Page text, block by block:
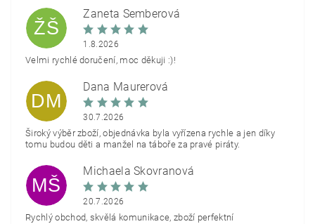
ŽŠ
Žaneta Šemberová
1.8.2026
Velmi rychlé doručení, moc děkuji :)!
DM
Dana Maurerová
30.7.2026
Široký výběr zboží, objednávka byla vyřízena rychle a jen díky
tomu budou děti a manžel na táboře za pravé piráty.
MŠ
Michaela Škovranová
20.7.2026
Rychlý obchod, skvělá komunikace, zboží perfektní